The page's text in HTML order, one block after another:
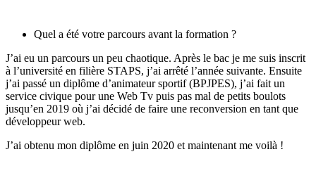
Quel a été votre parcours avant la formation ?
J’ai eu un parcours un peu chaotique. Après le bac je me suis inscrit
à l’université en filière STAPS, j’ai arrêté l’année suivante. Ensuite
j’ai passé un diplôme d’animateur sportif (BPJPES), j’ai fait un
service civique pour une Web Tv puis pas mal de petits boulots
jusqu’en 2019 où j’ai décidé de faire une reconversion en tant que
développeur web.
J’ai obtenu mon diplôme en juin 2020 et maintenant me voilà !